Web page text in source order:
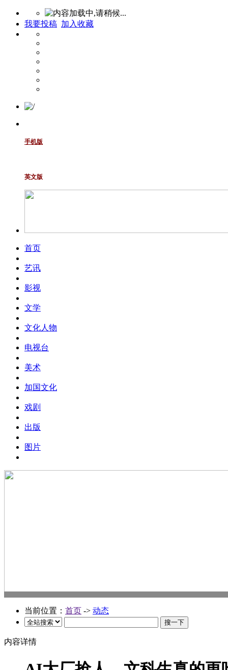
我要投稿 加入收藏
手机版
英文版
首页
艺讯
影视
文学
文化人物
电视台
美术
加国文化
戏剧
出版
图片
当前位置： 首页 -> 动态
内容详情